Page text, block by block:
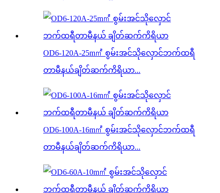
OD6-120A-25m㎡ စွမ်းအင်သိုလှောင်ဘက်ထရီ
တာမီနယ်ချိတ်ဆက်ကိရိယာ...
OD6-100A-16m㎡ စွမ်းအင်သိုလှောင်ဘက်ထရီ
တာမီနယ်ချိတ်ဆက်ကိရိယာ...